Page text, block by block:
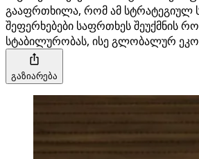
გააფრთხილა, რომ ამ სტრატეგიულ
შეფერხებები საფრთხეს შეუქმნის
სტაბილურობას, ისე გლობალურ
გაზიარება